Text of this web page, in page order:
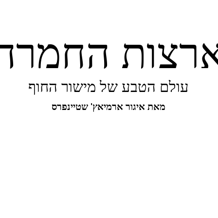
עולם הטבע של מישור החוף
מאת איגור ארמיאץ' שטיינפרס